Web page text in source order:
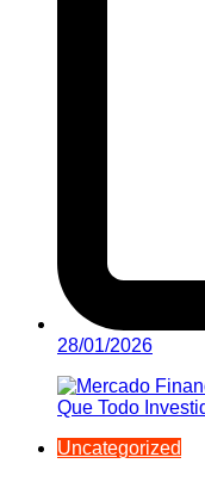
28/01/2026
Uncategorized